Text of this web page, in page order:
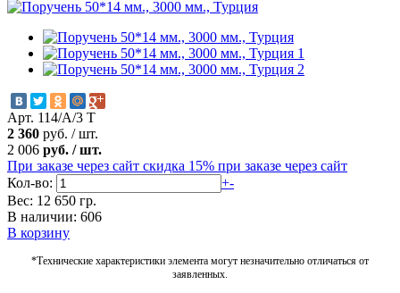
Арт. 114/А/3 Т
2 360 руб. /шт.
2 006 руб. /шт.
При заказе через сайт скидка 15% при заказе через сайт
Кол-во:
+-
Вес: 12 650 гр.
В наличии: 606
В корзину
*Технические характеристики элемента могут незначительно отличаться от
заявленных.